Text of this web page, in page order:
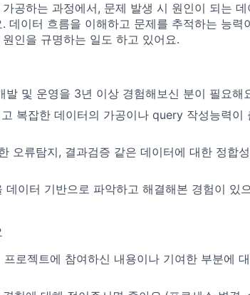
공하는 과정에서, 문제 발생 시 원인이 되는
데이터 흐름을 이해하고 문제를 추적하는 능력
인을 규명하는 일도 하고 있어요.
및 운영을 3년 이상 경험해보신 분이 필요해
복잡한 데이터의 가공이나 query 작성능력이
오류탐지, 결과검증 같은 데이터에 대한 정합
이터 기반으로 파악하고 해결해본 경험이 있
로젝트에 참여하신 내용이나 기여한 부분에